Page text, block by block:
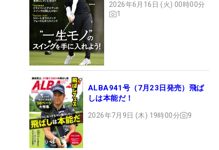
2026年6月16日 (火) 00時00分
1
ALBA941号（7月23日発売）飛ば
しは本能だ！
2026年7月9日 (木) 19時00分 9